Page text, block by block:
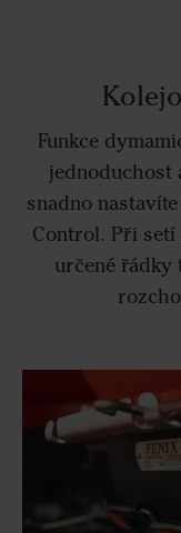
Funkce
jednoduchost
snadno
Control. Při
určené řádky